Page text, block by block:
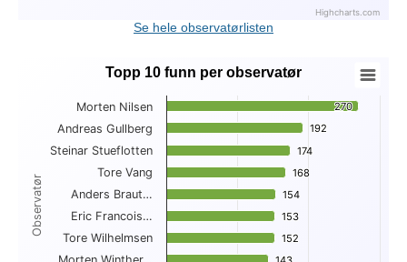
Highcharts.com
End of interactive chart.Se hele observatørlisten
Topp 10 funn per observatør
Bar chart with 10 bars.
View as data table, Topp 10 funn per observatør
The chart has 1 X axis displaying Observatør.
The chart has 1 Y axis displaying . Data ranges from 141 to
Observatør
Topp 10 funn per observatør
270
270
192
192
174
174
168
168
154
154
153
153
152
152
Morten Nilsen
Andreas Gullberg
Steinar Stueflotten
Tore Vang
Anders Braut…
Eric Francois…
Tore Wilhelmsen